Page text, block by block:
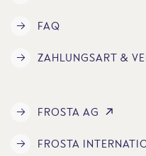
FAQ
ZAHLUNGSART &
FROSTA AG
FROSTA